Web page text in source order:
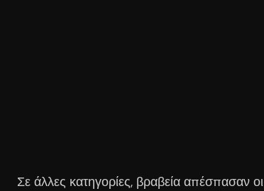
Σε άλλες κατηγορίες, βραβεία απέσπασαν οι